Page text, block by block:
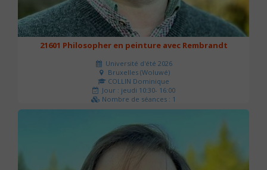
21601 Philosopher en peinture avec Rembrandt
Université d'été 2026
Bruxelles (Woluwé)
COLLIN Dominique
Jour : jeudi 10:30- 16:00
Nombre de séances : 1
40 €